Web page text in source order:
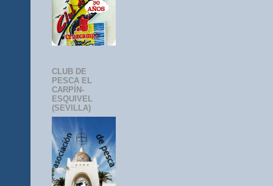
CLUB DE
PESCA EL
CARPÍN-
ESQUIVEL
(SEVILLA)